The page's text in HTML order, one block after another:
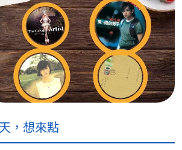
，想來點